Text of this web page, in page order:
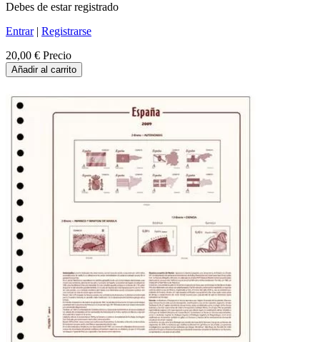
Debes de estar registrado
Entrar| Registrarse
20,00 € Precio
Añadir al carrito